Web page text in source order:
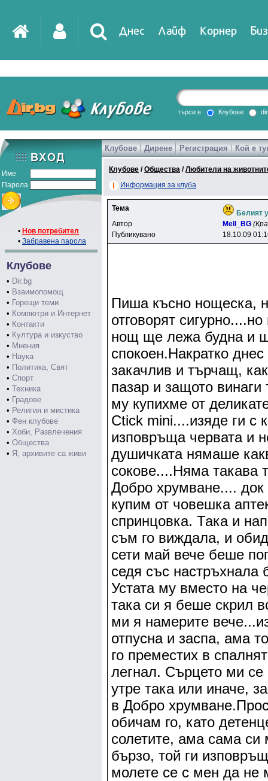
Днес Лайф Корнер
DirTV Impressio
Games
търси в Клубове
Име
Парола
• Нов потребител
• Забравена парола
Клубове
• Dir.bg
• Взаимопомощ
• Горещи теми
• Компютри и Интернет
• Контакти
• Култура и изкуство
• Мнения
• Наука
• Политика, Свят
• Спорт
• Техника
• Градове
• Религия и мистика
• Фен клубове
• Хоби, Развлечения
• Общества
• Я, архивите са живи
Клубове Дирене Регистрация Кой е
Клубове /Общества /Любители на
Информация за клуба
Тема
Белият
Автор
Mell_BG
Публикувано
18.10.09
Пиша късно нощеска,
отговорят
нощ ще лежа будна и
спокоен.Накратко
закачлив и търчащ,
пазар и защото
му купихме от
Ctick mini....изяде ги с
изповръща червата и
душичката нямаше
сокове....Няма такава
Добро хрумване....
купим от човешка
спринцовка. Така и
съм го виждала, и
сети май вече беше
седя със настръхнала
Устата му вместо на
така си я беше скрил
ми я намерите
отпусна и заспа, ама
го преместих в
легнал. Сърцето ми се
утре така или иначе,
в Добро
обичам го, като
солетите, ама сама
бързо, той ги
молете се с мен да не